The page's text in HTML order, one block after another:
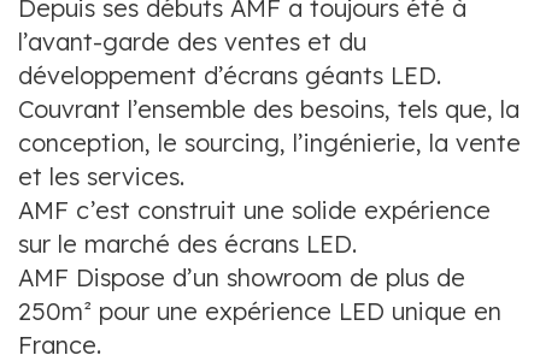
Depuis ses débuts AMF a toujours été à
l’avant-garde des ventes et du
développement d’écrans géants LED.
Couvrant l’ensemble des besoins, tels que, la
conception, le sourcing, l’ingénierie, la vente
et les services.
AMF c’est construit une solide expérience
sur le marché des écrans LED.
AMF Dispose d’un showroom de plus de
250m² pour une expérience LED unique en
France.